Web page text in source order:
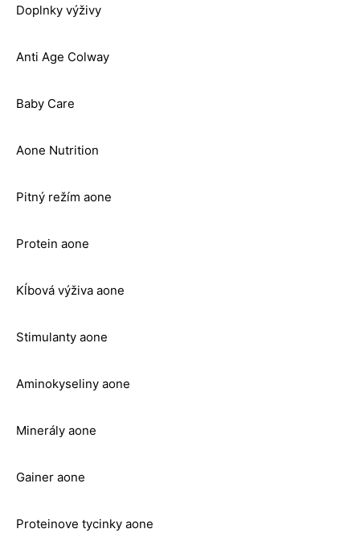
Doplnky výživy
Anti Age Colway
Baby Care
Aone Nutrition
Pitný režím aone
Protein aone
Kĺbová výživa aone
Stimulanty aone
Aminokyseliny aone
Minerály aone
Gainer aone
Proteinove tycinky aone